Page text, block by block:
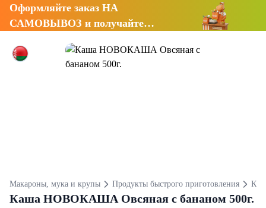
Оформляйте заказ НА
САМОВЫВОЗ и получайте
Макароны, мука и крупы Продукты быстрого приготовления
Каша НОВОКАША Овсяная с бананом 500г.